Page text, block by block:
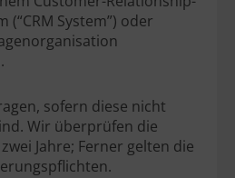
(“CRM System”) oder
sofern diese nicht
Wir überprüfen die
Jahre; Ferner gelten die